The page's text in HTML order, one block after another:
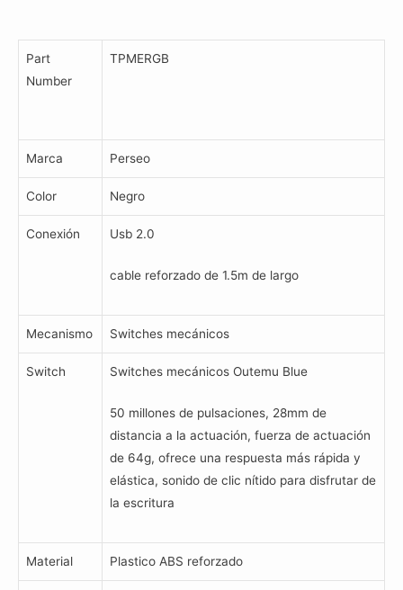
Part
Number
TPMERGB
Marca Perseo
Color Negro
Conexión Usb 2.0
cable reforzado de 1.5m de largo
Mecanismo Switches mecánicos
Switch Switches mecánicos Outemu Blue
50 millones de pulsaciones, 28mm de
distancia a la actuación, fuerza de actuación
de 64g, ofrece una respuesta más rápida y
elástica, sonido de clic nítido para disfrutar de
la escritura
Material Plastico ABS reforzado